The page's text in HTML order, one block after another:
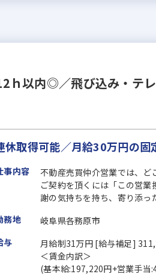
以内◎／飛び込み・テ
取得可能／月給30万円の固
事内容
不動産売買仲介営業では、ど
ご契約を頂くには「この営
謝の気持ちを持ち、寄り添っ
務地
岐阜県各務原市
与
月給制31万円 [給与補足]
＜賃金内訳＞
(基本給:197,220円+営業手当